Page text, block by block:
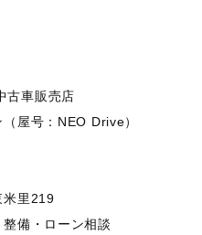
古車販売店
屋号：NEO Drive）
米里219
備・ローン相談